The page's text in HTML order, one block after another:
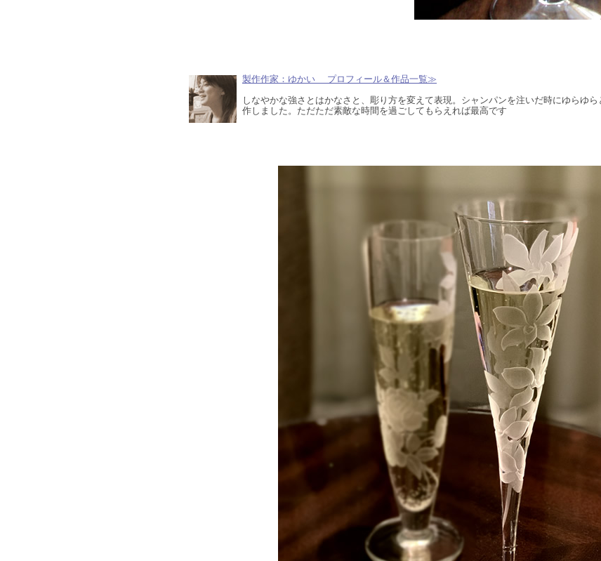
製作作家：ゆかい プロフィール＆作品一覧≫
しなやかな強さとはかなさと、彫り方を変えて表現。シャンパンを注いだ時にゆらゆ
作しました。ただただ素敵な時間を過ごしてもらえれば最高です